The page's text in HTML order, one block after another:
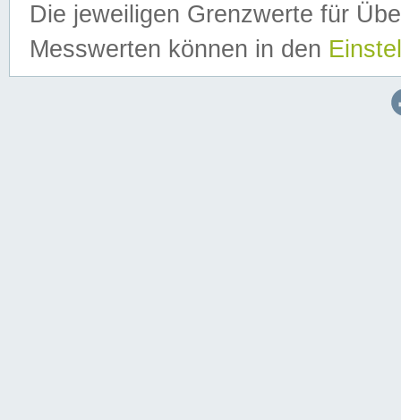
Die jeweiligen Grenzwerte für
Messwerten können in den